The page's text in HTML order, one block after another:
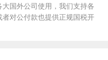
国外公司使用，我们支持各
对公付款也提供正规国税开